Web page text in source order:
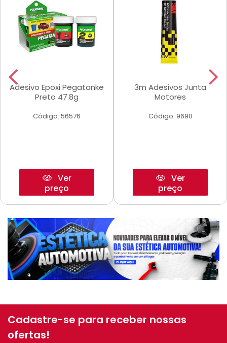
Adesivo Epoxi Pegatanke
Preto 47.8g
Código: 56576
Ver
preço
3m Adesivos Junta
Motores
Código: 9690
Ver
preço
Cadastre-se para receber nossas
ofertas!